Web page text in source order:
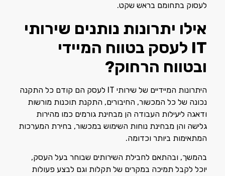
לעסוק בתחומם בראש שקט.
אילו יתרונות נותנים שירותי
IT לעסק בטווח המיידי
ובטווח הרחוק?
היתרונות המיידיים של שירותי IT לעסק הם קודם כל התקנה
נכונה של כל המכשור, החיבורים, התקנת תוכנות מורשות
ודאגה ליעילות העבודה הן מבחינת גורמים כמו מהירות
גלישה והן מבחינת נוחות השימוש במכשור, בחירת המערכות
המתאימות ביותר וכדומה.
בהמשך, ובהתאם לחבילת השירותים שבוחר בעל העסק,
יוכל לקבל תמיכה במקרים של תקלות וגם לבצע פעולות